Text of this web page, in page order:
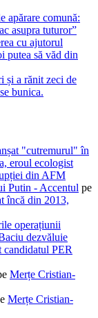
apărare comună:
asupra tuturor”
cu ajutorul
putea să văd din
și a rănit zeci de
bunica.
"cutremurul" în
eroul ecologist
din AFM
Putin - Accentul pe
încă din 2013,
operațiunii
dezvăluie
candidatul PER
Merțe Cristian-
Merțe Cristian-